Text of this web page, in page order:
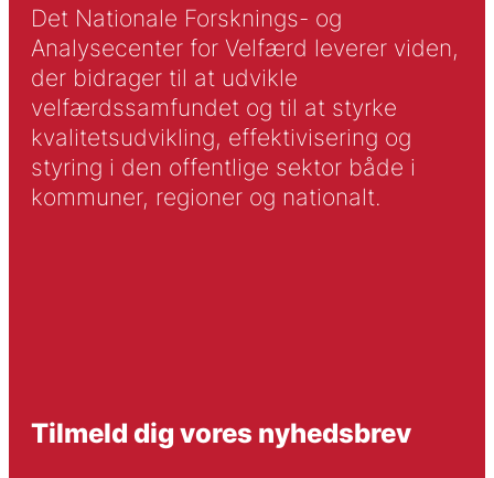
Det Nationale Forsknings- og
Analysecenter for Velfærd leverer viden,
der bidrager til at udvikle
velfærdssamfundet og til at styrke
kvalitetsudvikling, effektivisering og
styring i den offentlige sektor både i
kommuner, regioner og nationalt.
Tilmeld dig vores nyhedsbrev